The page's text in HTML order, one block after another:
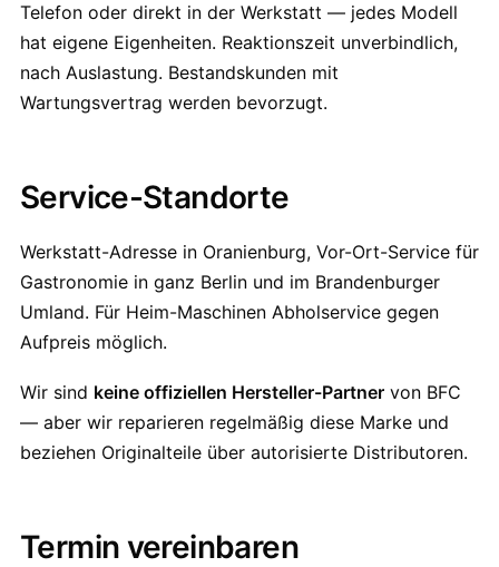
Telefon oder direkt in der Werkstatt — jedes Modell
hat eigene Eigenheiten. Reaktionszeit unverbindlich,
nach Auslastung. Bestandskunden mit
Wartungsvertrag werden bevorzugt.
Service-Standorte
Werkstatt-Adresse in Oranienburg, Vor-Ort-Service für
Gastronomie in ganz Berlin und im Brandenburger
Umland. Für Heim-Maschinen Abholservice gegen
Aufpreis möglich.
Wir sind keine offiziellen Hersteller-Partner von BFC
— aber wir reparieren regelmäßig diese Marke und
beziehen Originalteile über autorisierte Distributoren.
Termin vereinbaren